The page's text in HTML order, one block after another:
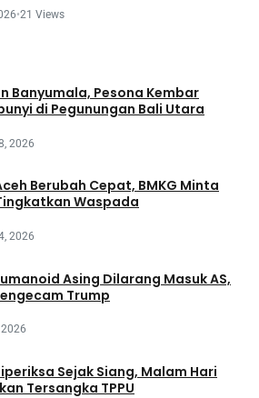
•21 Views
Banyumala, Pesona Kembar
di Pegunungan Bali Utara
2026
Berubah Cepat, BMKG Minta
Waspada
2026
Asing Dilarang Masuk AS,
Trump
Sejak Siang, Malam Hari
Tersangka TPPU